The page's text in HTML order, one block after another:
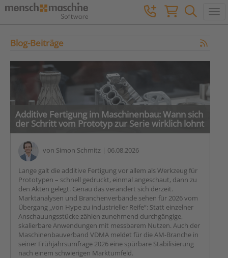
Blog-Beiträge
Additive Fertigung im Maschinenbau: Wann sich
der Schritt vom Prototyp zur Serie wirklich lohnt
von Simon Schmitz | 06.08.2026
Lange galt die additive Fertigung vor allem als Werkzeug für
Prototypen – schnell gedruckt, einmal angeschaut, dann zu
den Akten gelegt. Genau das verändert sich derzeit.
Marktanalysen und Branchenverbände sehen für 2026 vom
Übergang „von Hype zu industrieller Reife“: Statt einzelner
Anschauungsstücke zählen zunehmend durchgängige,
skalierbare Anwendungen mit messbarem Nutzen. Auch der
Maschinenbauverband VDMA meldet für die AM-Branche in
seiner Frühjahrsumfrage 2026 eine spürbare Stabilisierung
nach einem schwierigen Marktumfeld.